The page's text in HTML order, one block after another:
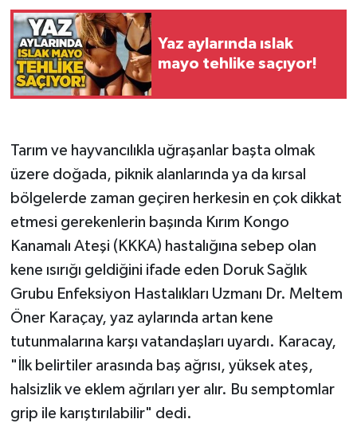
Yaz aylarında ıslak
mayo tehlike saçıyor!
Tarım ve hayvancılıkla uğraşanlar başta olmak
üzere doğada, piknik alanlarında ya da kırsal
bölgelerde zaman geçiren herkesin en çok dikkat
etmesi gerekenlerin başında Kırım Kongo
Kanamalı Ateşi (KKKA) hastalığına sebep olan
kene ısırığı geldiğini ifade eden Doruk Sağlık
Grubu Enfeksiyon Hastalıkları Uzmanı Dr. Meltem
Öner Karaçay, yaz aylarında artan kene
tutunmalarına karşı vatandaşları uyardı. Karacay,
"İlk belirtiler arasında baş ağrısı, yüksek ateş,
halsizlik ve eklem ağrıları yer alır. Bu semptomlar
grip ile karıştırılabilir" dedi.
GÜNDEM
İş ilanı
MAGAZİN
Politika
Resmi İlan
Röportaj
Sağlık
SİYASET